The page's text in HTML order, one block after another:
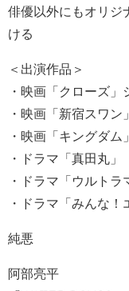
俳優以外にもオリジ
ける
＜出演作品＞
・映画「クローズ」
・映画「新宿スワン」
・映画「キングダム」
・ドラマ「真田丸」
・ドラマ「ウルトラ
・ドラマ「みんな！
純悪
阿部亮平